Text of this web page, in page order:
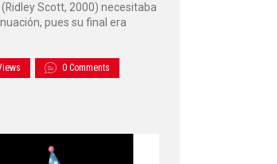
Scott, 2000) necesitaba
pues su final era
0 Comments